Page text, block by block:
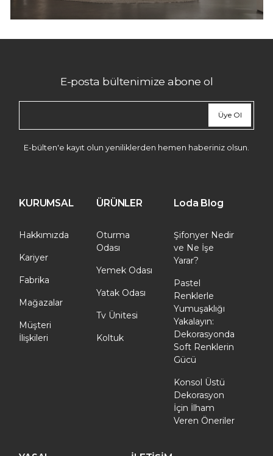
E-posta bültenimize abone ol
Üye Ol
E-bülten'e kayıt olun yeniliklerden hemen haberiniz olsun.
KURUMSAL
Hakkımızda
Kariyer
Fabrika
Mağazalar
Müşteri
İlişkileri
ÜRÜNLER
Oturma
Odası
Yemek Odası
Yatak Odası
Tv Ünitesi
Koltuk
Loda Blog
Şifonyer Nedir
ve Ne İşe
Yarar?
Pastel
Renklerle
Yumuşaklığı
Yakalayın:
Dekorasyonda
Soft Renklerin
Gücü
Konsol Üstü
Dekorasyon
İçin İlham
Veren Öneriler